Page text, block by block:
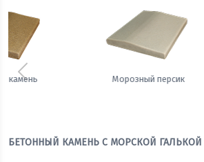
Сапфировая ночь
Предыдущий
БЕТОННЫЙ КАМЕНЬ С МОРСКОЙ ГАЛЬКОЙ